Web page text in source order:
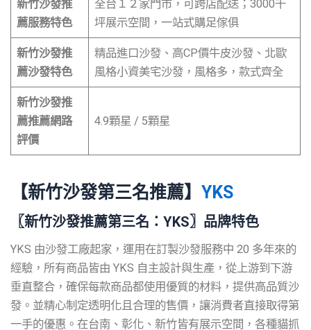
新竹沙發推
薦服務特色
全台１２家門市，可跨店配送；3000千
坪展示空間，一站式購足傢俱
新竹沙發推
薦沙發特色
精品進口沙發、高CP價牛皮沙發、北歐
風格小資美宅沙發，風格多，款式齊全
新竹沙發推
薦推薦網路
評價
4.9顆星 / 5顆星
【新竹沙發第三名推薦】 YKS
〖新竹沙發推薦第三名：YKS〗品牌特色
YKS 由沙發工廠起家，運用在訂製沙發服務中 20 多年來的
經驗，所有商品皆由 YKS 自主設計與生產，從上游到下游
垂直整合，確保每款商品都使用優質的材料，提供高品質沙
發。並精心制定透明化且合理的售價，讓消費者直接取得第
一手的優惠。在台南、彰化、新竹皆有展示空間，各種貓抓